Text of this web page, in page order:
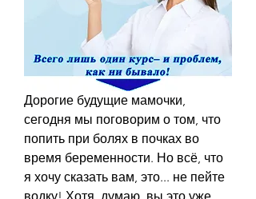
Дорогие будущие мамочки,
сегодня мы поговорим о том, что
попить при болях в почках во
время беременности. Но всё, что
я хочу сказать вам, это... не пейте